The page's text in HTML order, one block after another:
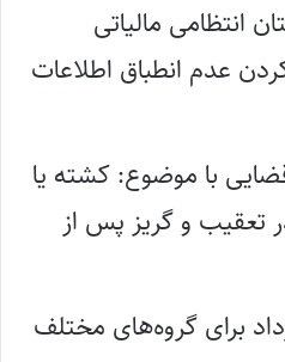
انتظامی مالیاتی
عدم انطباق اطلاعات
با موضوع: کشته یا
تعقیب و گریز پس از
برای گروه‌های مختلف